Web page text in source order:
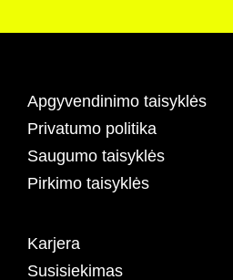
Apgyvendinimo taisyklės
Privatumo politika
Saugumo taisyklės
Pirkimo taisyklės
Karjera
Susisiekimas